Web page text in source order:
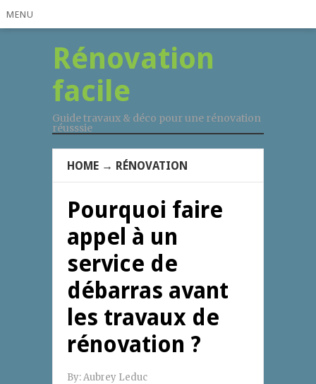
MENU
Rénovation
facile
Guide travaux & déco pour une rénovation
réusssie
HOME → RÉNOVATION
Pourquoi faire
appel à un
service de
débarras avant
les travaux de
rénovation ?
By:Aubrey Leduc